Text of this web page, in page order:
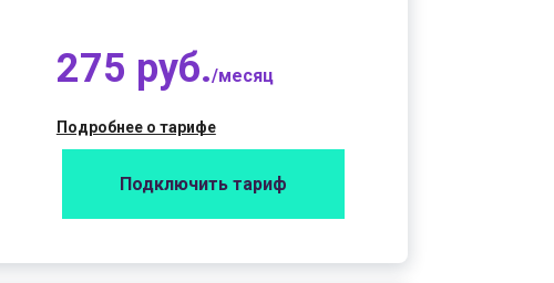
275 руб./месяц
Подробнее о тарифе
Подключить тариф